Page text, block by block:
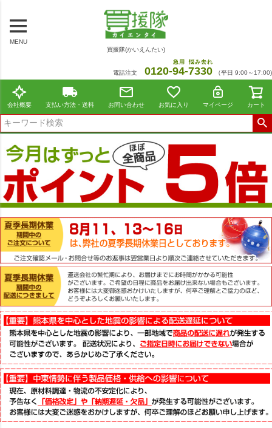
MENU
買援隊(かいえんたい)
電話注文 0120-94
急用
-7330
悩み去れ
（平日 9:00～17:00)
会社概要 支払い方法・送料 お問い合わせ お気に入り マイページ カート